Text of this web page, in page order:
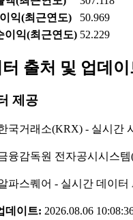
익(최근연도)
50.969
이익(최근연도) 52.229
출처 및 업데
제공
국거래소(KRX) - 실시간
융감독원 전자공시시스
파스퀘어 - 실시간 데이터
데이트: 2026.08.06